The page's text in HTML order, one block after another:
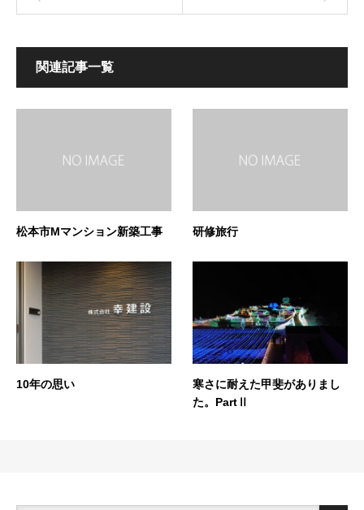
関連記事一覧
松本市Mマンション新築工事 研修旅行
10年の思い
寒さに耐えた甲斐がありまし
た。PartⅡ